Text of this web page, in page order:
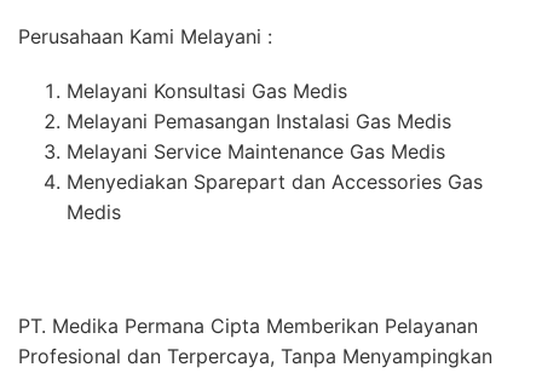
Perusahaan Kami Melayani :
Melayani Konsultasi Gas Medis
Melayani Pemasangan Instalasi Gas Medis
Melayani Service Maintenance Gas Medis
Menyediakan Sparepart dan Accessories Gas
Medis
PT. Medika Permana Cipta Memberikan Pelayanan
Profesional dan Terpercaya, Tanpa Menyampingkan